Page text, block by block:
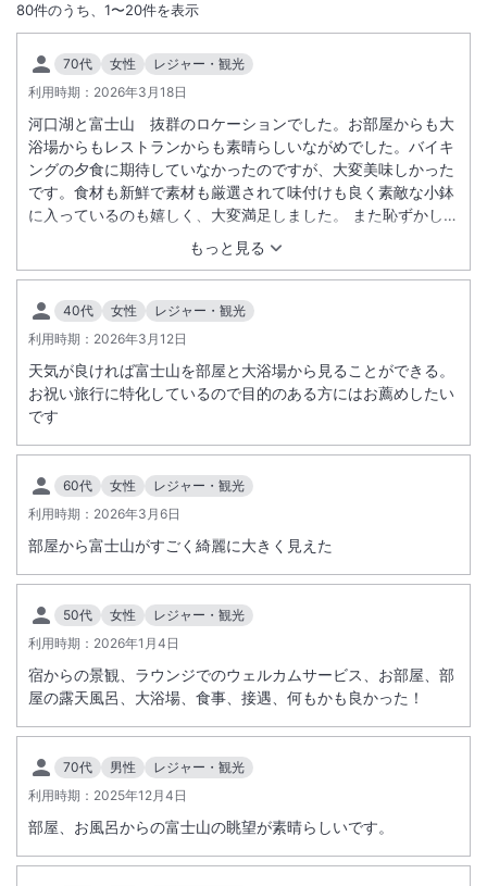
うぶやのコンセプトは「人生を祝う」。大切な記念日に富士山を眺めな
がらゆっくり休み、ご家族みんなでお祝いください。
総客室数51
INチェックイン
15:00 / OUT チェックアウト
11:00
大浴場あり
露天風呂あり
施設からのお知らせ
※小人Ｄ料金（＠￥３，０００円税別）は３歳以上が対象となります。
※夕食開始時間 18:00 又は 19:00 （2部制 先着順）です。
夕食の最終開始時間は 19:00 です。
19:00 を過ぎた場合には、夕食のご提供はできかねます。
また、その場合でも、夕食代のご返金はできかねますので、予めご了
承下さいませ。
※10名様以上でご宿泊の場合、食事会場は複数個所に分かれてのご用意
※プラン予約の場合、プラン内容のキャンセルポリシーが適用されま
す。
80件のうち、 1〜20件を表示
70代 女性
レジャー・観光
利用時期： 2026年3月18日
もっと見る
河口湖と富士山 抜群のロケーションでした。お部屋からも大
浴場からもレストランからも素晴らしいながめでした。バイキ
ングの夕食に期待していなかったのですが、大変美味しかった
です。食材も新鮮で素材も厳選されて味付けも良く素敵な小鉢
に入っているのも嬉しく、大変満足しました。 また恥ずかしな
がら忘れ物をしたのですが、保管して下さっておりすぐに送っ
て頂きました。感謝です。 ロケーション 温泉 食事 スタッ
フの応対 全てに大満足でした。
40代 女性
レジャー・観光
利用時期： 2026年3月12日
天気が良ければ富士山を部屋と大浴場から見ることができる。
お祝い旅行に特化しているので目的のある方にはお薦めしたい
です
60代 女性
レジャー・観光
利用時期： 2026年3月6日
部屋から富士山がすごく綺麗に大きく見えた
50代 女性
レジャー・観光
利用時期： 2026年1月4日
宿からの景観、ラウンジでのウェルカムサービス、お部屋、部
屋の露天風呂、大浴場、食事、接遇、何もかも良かった！
70代 男性
レジャー・観光
利用時期： 2025年12月4日
部屋、お風呂からの富士山の眺望が素晴らしいです。